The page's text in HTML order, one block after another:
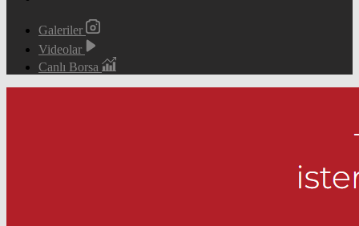
Galeriler
Videolar
Canlı Borsa